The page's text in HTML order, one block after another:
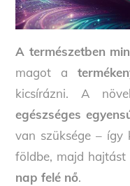
A természetben
magot a
kicsírázni. A
egészséges
van szüksége – így
földbe, majd
nap felé nő.